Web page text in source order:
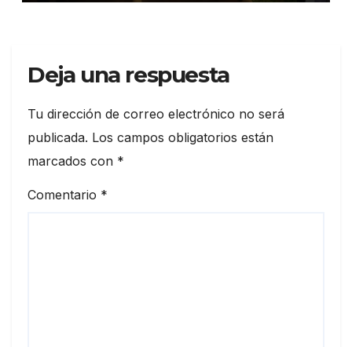
Deja una respuesta
Tu dirección de correo electrónico no será
publicada. Los campos obligatorios están
marcados con *
Comentario *